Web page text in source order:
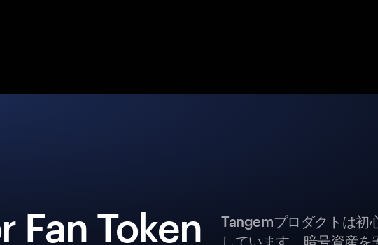
Fan Token
Tangemプロダクトは初
しています。暗号資産